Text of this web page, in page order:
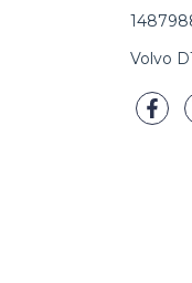
Volvo